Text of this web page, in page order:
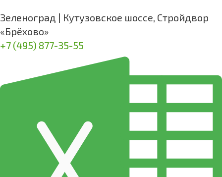
Зеленоград | Кутузовское шоссе, Стройдвор
«Брёхово»
+7 (495) 877-35-55